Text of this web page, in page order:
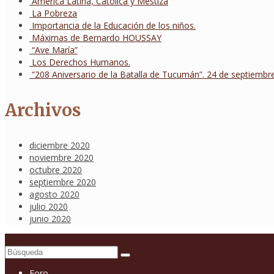
La Pobreza
Importancia de la Educación de los niños.
Máximas de Bernardo HOUSSAY
“Ave María”
Los Derechos Humanos.
“208 Aniversario de la Batalla de Tucumán”. 24 de
Archivos
diciembre 2020
noviembre 2020
octubre 2020
septiembre 2020
agosto 2020
julio 2020
junio 2020
Buscar